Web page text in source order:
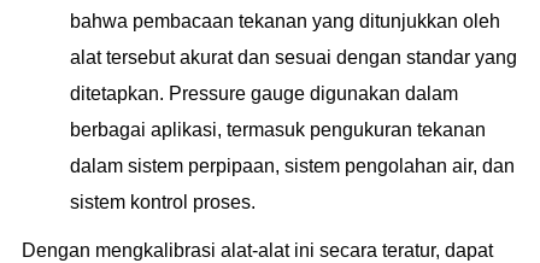
bahwa pembacaan tekanan yang ditunjukkan oleh
alat tersebut akurat dan sesuai dengan standar yang
ditetapkan. Pressure gauge digunakan dalam
berbagai aplikasi, termasuk pengukuran tekanan
dalam sistem perpipaan, sistem pengolahan air, dan
sistem kontrol proses.
Dengan mengkalibrasi alat-alat ini secara teratur, dapat